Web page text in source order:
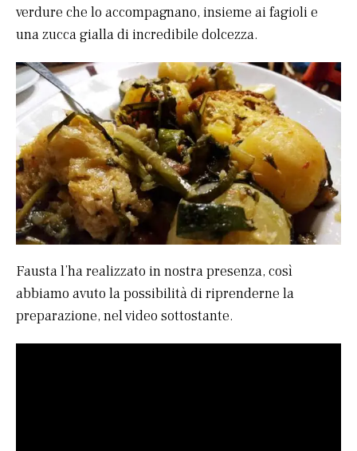
verdure che lo accompagnano, insieme ai fagioli e
una zucca gialla di incredibile dolcezza.
Fausta l’ha realizzato in nostra presenza, così
abbiamo avuto la possibilità di riprenderne la
preparazione, nel video sottostante.